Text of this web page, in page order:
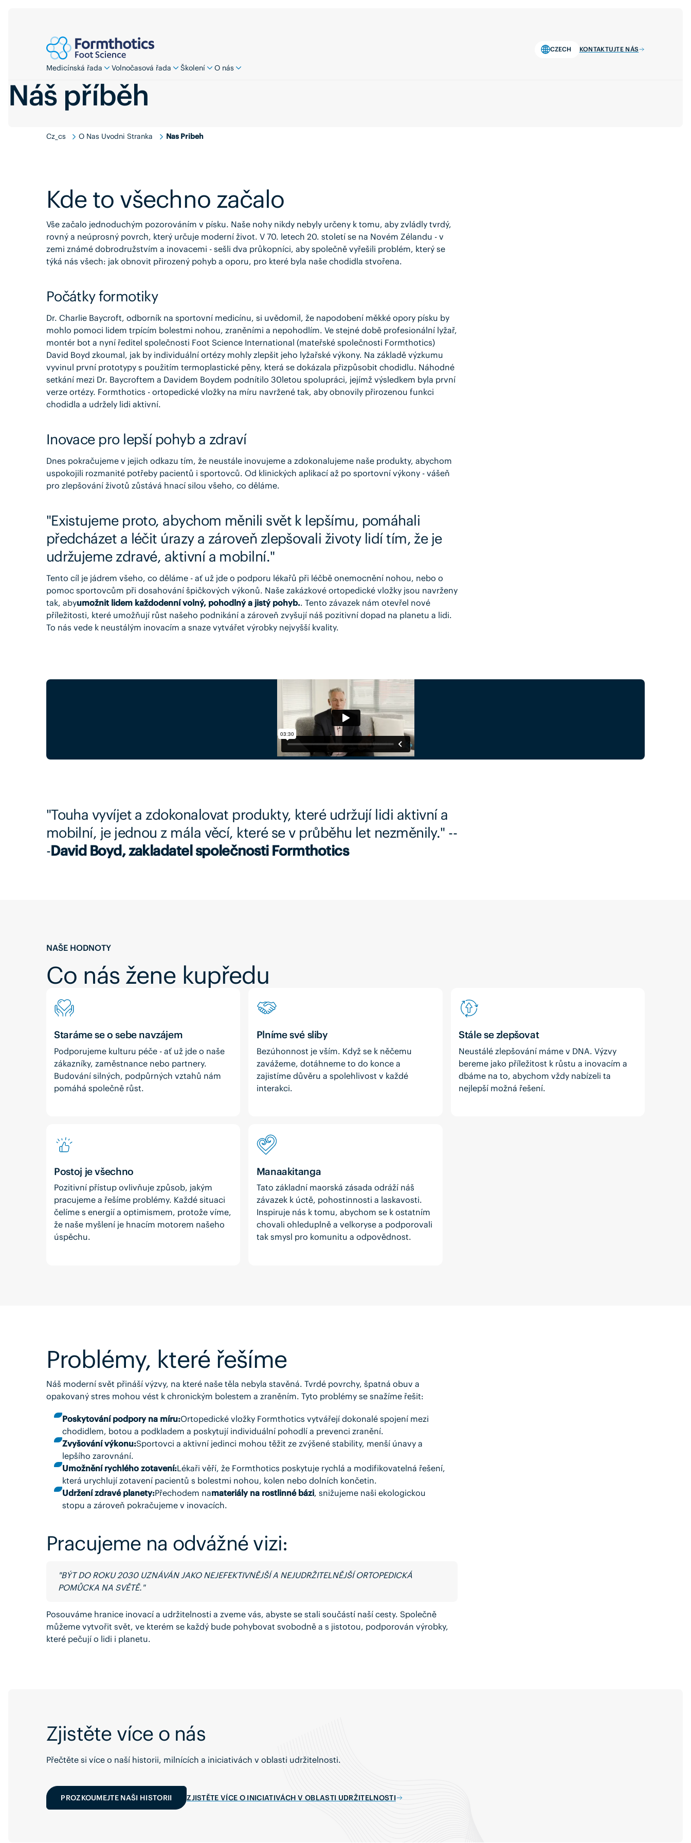
CZECH KONTAKTUJTE NÁS
Medicínská řada Volnočasová řada Školení O nás
Náš příběh
Cz_cs O Nas Uvodni Stranka Nas Pribeh
Kde to všechno začalo
Vše začalo jednoduchým pozorováním v písku. Naše nohy nikdy nebyly určeny k tomu, aby zvládly tvrdý,
rovný a neúprosný povrch, který určuje moderní život. V 70. letech 20. století se na Novém Zélandu - v
zemi známé dobrodružstvím a inovacemi - sešli dva průkopníci, aby společně vyřešili problém, který se
týká nás všech: jak obnovit přirozený pohyb a oporu, pro které byla naše chodidla stvořena.
Počátky formotiky
Dr. Charlie Baycroft, odborník na sportovní medicínu, si uvědomil, že napodobení měkké opory písku by
mohlo pomoci lidem trpícím bolestmi nohou, zraněními a nepohodlím. Ve stejné době profesionální lyžař,
montér bot a nyní ředitel společnosti Foot Science International (mateřské společnosti Formthotics)
David Boyd zkoumal, jak by individuální ortézy mohly zlepšit jeho lyžařské výkony. Na základě výzkumu
vyvinul první prototypy s použitím termoplastické pěny, která se dokázala přizpůsobit chodidlu. Náhodné
setkání mezi Dr. Baycroftem a Davidem Boydem podnítilo 30letou spolupráci, jejímž výsledkem byla první
verze ortézy. Formthotics - ortopedické vložky na míru navržené tak, aby obnovily přirozenou funkci
chodidla a udržely lidi aktivní.
Inovace pro lepší pohyb a zdraví
Dnes pokračujeme v jejich odkazu tím, že neustále inovujeme a zdokonalujeme naše produkty, abychom
uspokojili rozmanité potřeby pacientů i sportovců. Od klinických aplikací až po sportovní výkony - vášeň
pro zlepšování životů zůstává hnací silou všeho, co děláme.
"Existujeme proto, abychom měnili svět k lepšímu, pomáhali
předcházet a léčit úrazy a zároveň zlepšovali životy lidí tím, že je
udržujeme zdravé, aktivní a mobilní."
Tento cíl je jádrem všeho, co děláme - ať už jde o podporu lékařů při léčbě onemocnění nohou, nebo o
pomoc sportovcům při dosahování špičkových výkonů. Naše zakázkové ortopedické vložky jsou navrženy
tak, abyumožnit lidem každodenní volný, pohodlný a jistý pohyb.. Tento závazek nám otevřel nové
příležitosti, které umožňují růst našeho podnikání a zároveň zvyšují náš pozitivní dopad na planetu a lidi.
To nás vede k neustálým inovacím a snaze vytvářet výrobky nejvyšší kvality.
"Touha vyvíjet a zdokonalovat produkty, které udržují lidi aktivní a
mobilní, je jednou z mála věcí, které se v průběhu let nezměnily." --
-David Boyd, zakladatel společnosti Formthotics
NAŠE HODNOTY
Co nás žene kupředu
Staráme se o sebe navzájem
Podporujeme kulturu péče - ať už jde o naše
zákazníky, zaměstnance nebo partnery.
Budování silných, podpůrných vztahů nám
pomáhá společně růst.
Plníme své sliby
Bezúhonnost je vším. Když se k něčemu
zavážeme, dotáhneme to do konce a
zajistíme důvěru a spolehlivost v každé
interakci.
Stále se zlepšovat
Neustálé zlepšování máme v DNA. Výzvy
bereme jako příležitost k růstu a inovacím a
dbáme na to, abychom vždy nabízeli ta
nejlepší možná řešení.
Postoj je všechno
Pozitivní přístup ovlivňuje způsob, jakým
pracujeme a řešíme problémy. Každé situaci
čelíme s energií a optimismem, protože víme,
že naše myšlení je hnacím motorem našeho
úspěchu.
Manaakitanga
Tato základní maorská zásada odráží náš
závazek k úctě, pohostinnosti a laskavosti.
Inspiruje nás k tomu, abychom se k ostatním
chovali ohleduplně a velkoryse a podporovali
tak smysl pro komunitu a odpovědnost.
Problémy, které řešíme
Náš moderní svět přináší výzvy, na které naše těla nebyla stavěná. Tvrdé povrchy, špatná obuv a
opakovaný stres mohou vést k chronickým bolestem a zraněním. Tyto problémy se snažíme řešit:
Poskytování podpory na míru:Ortopedické vložky Formthotics vytvářejí dokonalé spojení mezi
chodidlem, botou a podkladem a poskytují individuální pohodlí a prevenci zranění.
Zvyšování výkonu:Sportovci a aktivní jedinci mohou těžit ze zvýšené stability, menší únavy a
lepšího zarovnání.
Umožnění rychlého zotavení:Lékaři věří, že Formthotics poskytuje rychlá a modifikovatelná řešení,
která urychlují zotavení pacientů s bolestmi nohou, kolen nebo dolních končetin.
Udržení zdravé planety:Přechodem namateriály na rostlinné bázi, snižujeme naši ekologickou
stopu a zároveň pokračujeme v inovacích.
Pracujeme na odvážné vizi:
"BÝT DO ROKU 2030 UZNÁVÁN JAKO NEJEFEKTIVNĚJŠÍ A NEJUDRŽITELNĚJŠÍ ORTOPEDICKÁ
POMŮCKA NA SVĚTĚ."
Posouváme hranice inovací a udržitelnosti a zveme vás, abyste se stali součástí naší cesty. Společně
můžeme vytvořit svět, ve kterém se každý bude pohybovat svobodně a s jistotou, podporován výrobky,
které pečují o lidi i planetu.
Zjistěte více o nás
Přečtěte si více o naší historii, milnících a iniciativách v oblasti udržitelnosti.
PROZKOUMEJTE NAŠI HISTORII ZJISTĚTE VÍCE O INICIATIVÁCH V OBLASTI UDRŽITELNOSTI